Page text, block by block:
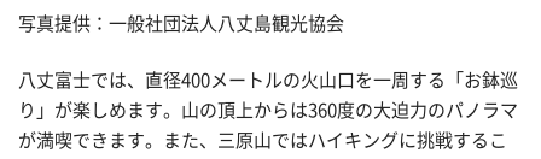
写真提供：一般社団法人八丈島観光協会
八丈富士では、直径400メートルの火山口を一周する「お鉢巡
り」が楽しめます。山の頂上からは360度の大迫力のパノラマ
が満喫できます。また、三原山ではハイキングに挑戦するこ